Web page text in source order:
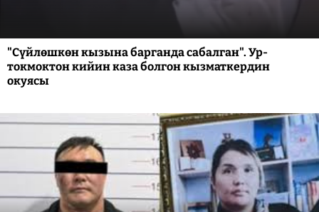
"Сүйлөшкөн кызына барганда сабалган". Ур-
токмоктон кийин каза болгон кызматкердин
окуясы